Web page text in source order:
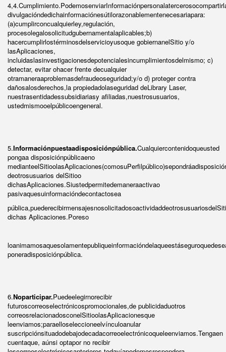
divulgacióndedichainformaciónesútilorazonablementenecesariapara:
(a)cumplirconcualquierley,regulación,
procesolegalosolicitudgubernamentalaplicables;b)
hacercumplirlostérminosdelservicioyusoque gobiernanelSitio y/o
lasAplicaciones,
incluidaslasinvestigacionesdepotencialesincumplimientosdelmismo; c)
detectar, evitar ohacer frente decualquier
otramaneraaproblemasdefraudeoseguridad;y/o d) proteger contra
dañosalosderechos,la propiedadolaseguridad deLibrary Laser,
nuestrasentidadessubsidiariasy afiliadas,nuestrosusuarios,
ustedmismooelpúblicoengeneral.
5.Informaciónpuestaadisposiciónpública.Cualquiercontenidoqueusted
pongaa disposiciónpúblicaeno
deotrosusuarios delSitioo
dichasAplicaciones.Siustedpermitedemaneraactivao
pasivaquesuinformacióndecontactosea
dichas Aplicaciones.Poreso
poneradisposiciónpública.
6.Noparticipar.Puedeelegirnorecibir
futuroscorreoselectrónicospromocionales,de publicidaduotros
correosrelacionadosconelSitioolasAplicacionesque
leenviamos;paraelloseleccioneelvínculoanular
suscripciónsituadodebajodecadacorreoelectrónicoqueleenviamos.Tengaen
cuentaque, aúnsi optapor no recibir